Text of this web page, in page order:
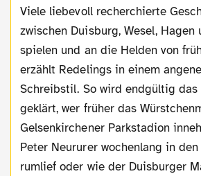
Viele liebevoll recherchierte
zwischen Duisburg, Wesel, Hagen
spielen und an die Helden von
erzählt Redelings in einem
Schreibstil. So wird endgültig das
geklärt, wer früher das
Gelsenkirchener Parkstadion
Peter Neururer wochenlang in
rumlief oder wie der Duisburger